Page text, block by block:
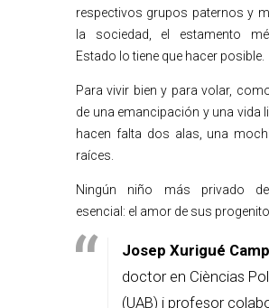
respectivos grupos paternos y
la sociedad, el estamento
Estado lo tiene que hacer posible.
Para vivir bien y para volar,
de una emancipación y una vida
hacen falta dos alas, una
raíces.
Ningún niño más privado
esencial: el amor de sus
Josep Xurigué
doctor en Cièncias
(UAB) i profesor